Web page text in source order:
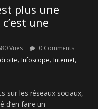
plus une
une
Vues
0 Comments
, Infoscope, Internet,
sur les réseaux sociaux,
d’en faire un